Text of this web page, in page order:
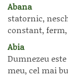
Abana
statornic,
constant,
Abia
Dumnezeu
meu, cel mai